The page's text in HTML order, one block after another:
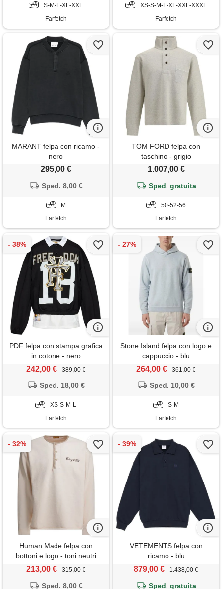
S-M-L-XL-XXL
Farfetch
XS-S-M-L-XL-XXL-XXXL
Farfetch
MARANT felpa con ricamo -
nero
295,00 €
Sped. 8,00 €
M
Farfetch
TOM FORD felpa con
taschino - grigio
1.007,00 €
Sped. gratuita
50-52-56
Farfetch
PDF felpa con stampa grafica
in cotone - nero
242,00 € 389,00 €
Sped. 18,00 €
XS-S-M-L
Farfetch
Stone Island felpa con logo e
cappuccio - blu
264,00 € 361,00 €
Sped. 10,00 €
S-M
Farfetch
Human Made felpa con
bottoni e logo - toni neutri
213,00 € 315,00 €
Sped. 8,00 €
VETEMENTS felpa con
ricamo - blu
879,00 € 1.438,00 €
Sped. gratuita